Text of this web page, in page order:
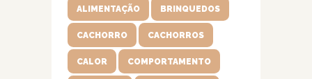
ALIMENTAÇÃO BRINQUEDOS
CACHORRO CACHORROS
CALOR COMPORTAMENTO